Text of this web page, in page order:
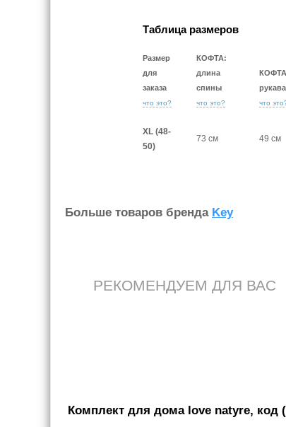
Таблица размеров
Размер
для
заказа
что это?
КОФТА:
длина
спины
что это?
рукава
что
XL (48-
50)
73 см 49 см
Больше товаров бренда Key
РЕКОМЕНДУЕМ ДЛЯ ВАС
Комплект для дома love natyre, код